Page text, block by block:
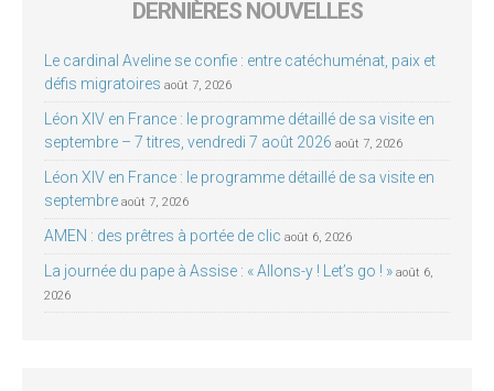
DERNIÈRES NOUVELLES
Le cardinal Aveline se confie : entre catéchuménat, paix et
défis migratoires août 7, 2026
Léon XIV en France : le programme détaillé de sa visite en
septembre – 7 titres, vendredi 7 août 2026 août 7, 2026
Léon XIV en France : le programme détaillé de sa visite en
septembre août 7, 2026
AMEN : des prêtres à portée de clic août 6, 2026
La journée du pape à Assise : « Allons-y ! Let’s go ! » août 6,
2026